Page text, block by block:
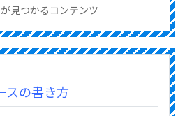
見つかるコンテンツ
スの書き方